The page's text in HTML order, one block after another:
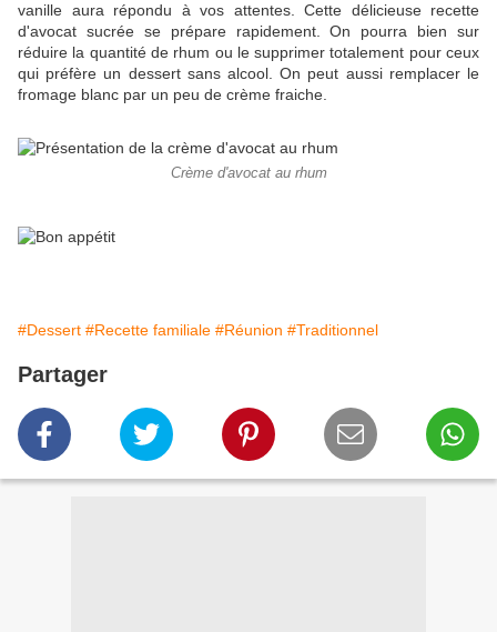
vanille aura répondu à vos attentes. Cette délicieuse recette
d'avocat sucrée se prépare rapidement. On pourra bien sur
réduire la quantité de rhum ou le supprimer totalement pour ceux
qui préfère un dessert sans alcool. On peut aussi remplacer le
fromage blanc par un peu de crème fraiche.
Crème d'avocat au rhum
#Dessert #Recette familiale #Réunion #Traditionnel
Partager